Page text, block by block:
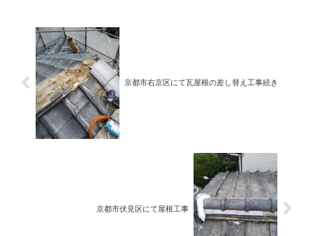
京都市右京区にて瓦屋根の差し替え工事続き
京都市伏見区にて屋根工事